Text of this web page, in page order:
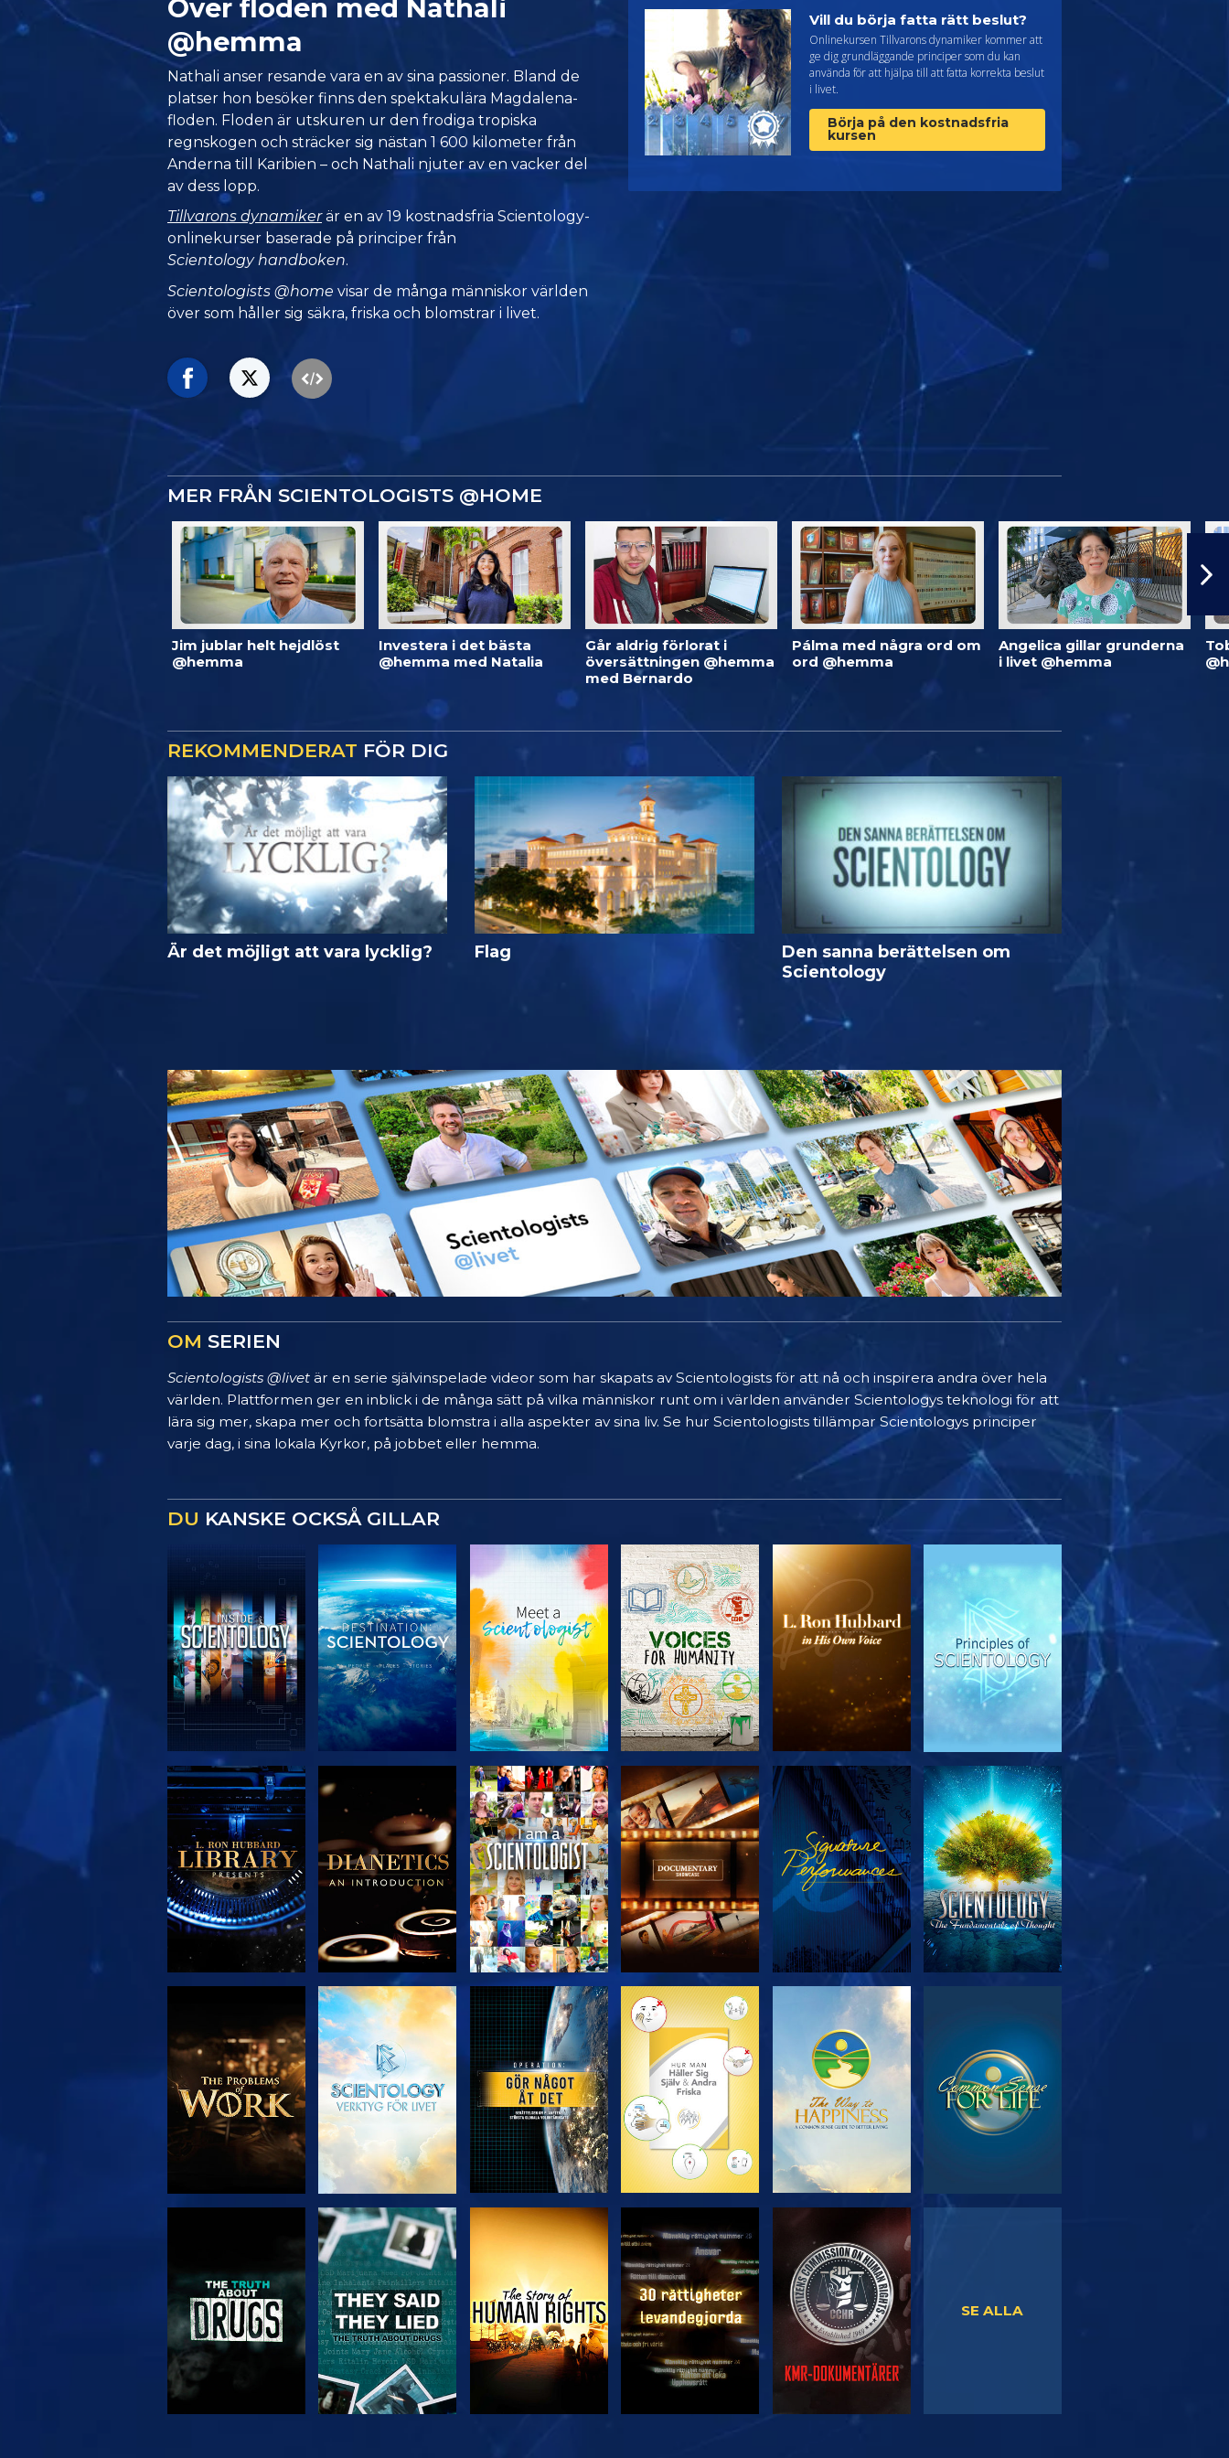
Över floden med Nathali
@hemma
Nathali anser resande vara en av sina passioner. Bland de
platser hon besöker finns den spektakulära Magdalena-
floden. Floden är utskuren ur den frodiga tropiska
regnskogen och sträcker sig nästan 1 600 kilometer från
Anderna till Karibien – och Nathali njuter av en vacker del
av dess lopp.
Tillvarons dynamikerär en av 19 kostnadsfria Scientology-
onlinekurser baserade på principer från
Scientology handboken.
Scientologists @home visar de många människor världen
över som håller sig säkra, friska och blomstrar i livet.
Vill du börja fatta rätt beslut?
Onlinekursen Tillvarons dynamiker kommer att
ge dig grundläggande principer som du kan
använda för att hjälpa till att fatta korrekta beslut
i livet.
Börja på den kostnadsfria
kursen
MER FRÅN SCIENTOLOGISTS @HOME
Jim jublar helt hejdlöst
@hemma
Investera i det bästa
@hemma med Natalia
Går aldrig förlorat i
översättningen @hemma
med Bernardo
Pálma med några ord om
ord @hemma
Angelica gillar grunderna
i livet @hemma
REKOMMENDERAT FÖR DIG
Är det möjligt att vara lycklig? Flag
Den sanna berättelsen om
Scientology
OM SERIEN
Scientologists @livet är en serie självinspelade videor som har skapats av Scientologists för att nå och inspirera andra över hela
världen. Plattformen ger en inblick i de många sätt på vilka människor runt om i världen använder Scientologys teknologi för att
lära sig mer, skapa mer och fortsätta blomstra i alla aspekter av sina liv. Se hur Scientologists tillämpar Scientologys principer
varje dag, i sina lokala Kyrkor, på jobbet eller hemma.
DU KANSKE OCKSÅ GILLAR
UTFORSKA
SERIEN
UTFORSKA
SERIEN
UTFORSKA
SERIEN
UTFORSKA
SERIEN
UTFORSKA
SERIEN
TITTA
UTFORSKA
SERIEN
TITTA
UTFORSKA
SERIEN
UTFORSKA
SERIEN
UTFORSKA
SERIEN
TITTA TITTA TITTA TITTA
SE ALLA